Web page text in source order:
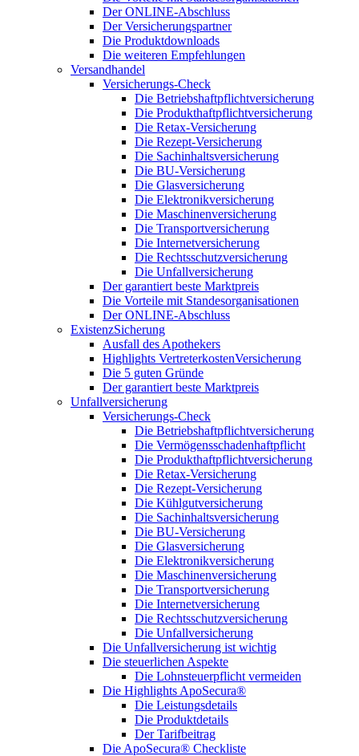
Der ONLINE-Abschluss
Der Versicherungspartner
Die Produktdownloads
Die weiteren Empfehlungen
Versandhandel
Versicherungs-Check
Die Betriebshaftpflichtversicherung
Die Produkthaftpflichtversicherung
Die Retax-Versicherung
Die Rezept-Versicherung
Die Sachinhaltsversicherung
Die BU-Versicherung
Die Glasversicherung
Die Elektronikversicherung
Die Maschinenversicherung
Die Transportversicherung
Die Internetversicherung
Die Rechtsschutzversicherung
Die Unfallversicherung
Der garantiert beste Marktpreis
Die Vorteile mit Standesorganisationen
Der ONLINE-Abschluss
ExistenzSicherung
Ausfall des Apothekers
Highlights VertreterkostenVersicherung
Die 5 guten Gründe
Der garantiert beste Marktpreis
Unfallversicherung
Versicherungs-Check
Die Betriebshaftpflichtversicherung
Die Vermögensschadenhaftpflicht
Die Produkthaftpflichtversicherung
Die Retax-Versicherung
Die Rezept-Versicherung
Die Kühlgutversicherung
Die Sachinhaltsversicherung
Die BU-Versicherung
Die Glasversicherung
Die Elektronikversicherung
Die Maschinenversicherung
Die Transportversicherung
Die Internetversicherung
Die Rechtsschutzversicherung
Die Unfallversicherung
Die Unfallversicherung ist wichtig
Die steuerlichen Aspekte
Die Lohnsteuerpflicht vermeiden
Die Highlights ApoSecura®
Die Leistungsdetails
Die Produktdetails
Der Tarifbeitrag
Die ApoSecura® Checkliste